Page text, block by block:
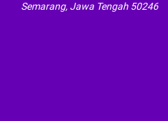
Semarang, Jawa Tengah 50246